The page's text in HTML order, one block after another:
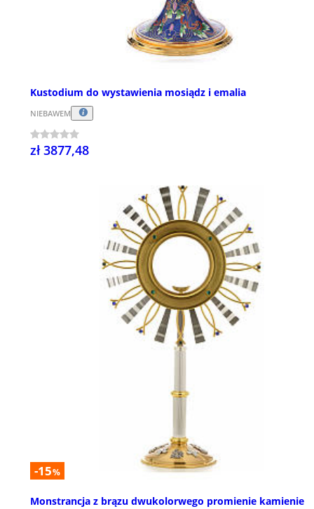
Kustodium do wystawienia mosiądz i emalia
NIEBAWEM
zł 3877,48
-15%
Monstrancja z brązu dwukolorwego promienie kamienie